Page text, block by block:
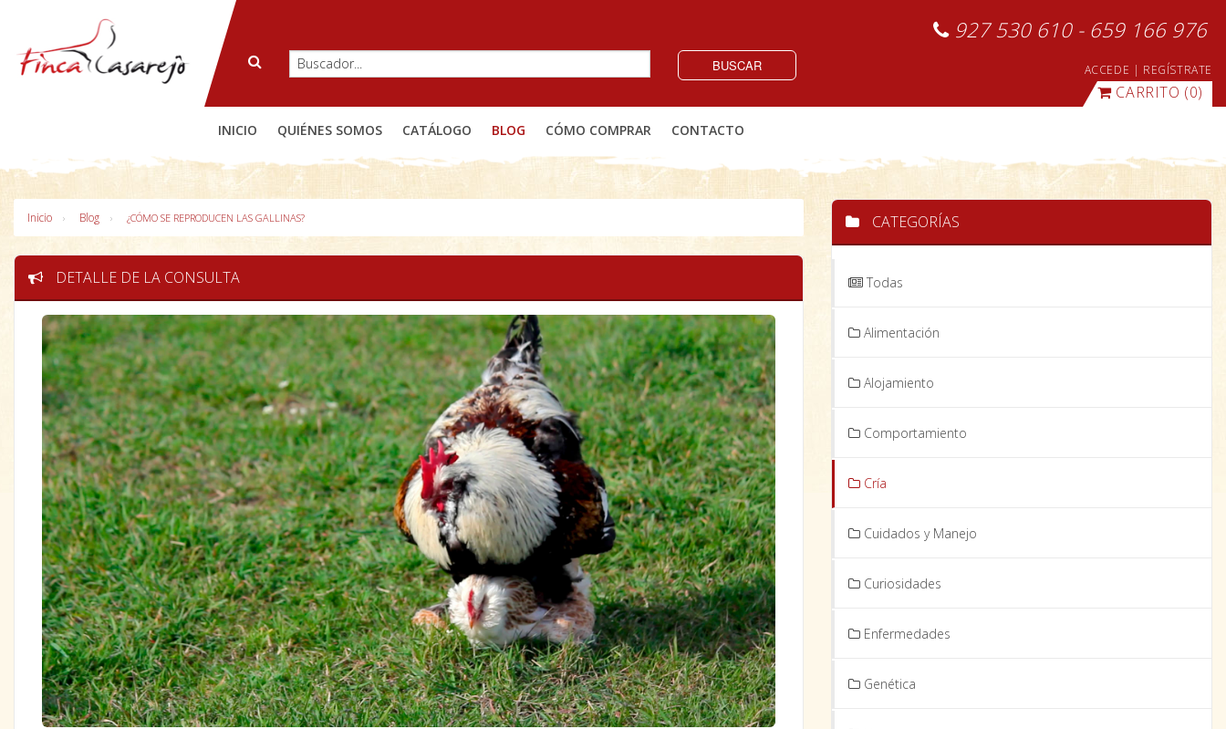
927 530 610 - 659 166 976
BUSCAR ACCEDE | REGÍSTRATE
CARRITO (0)
INICIO QUIÉNES SOMOS CATÁLOGO BLOG CÓMO COMPRAR CONTACTO
Inicio Blog ¿CÓMO SE REPRODUCEN LAS GALLINAS?
DETALLE DE LA CONSULTA
CATEGORÍAS
Todas
Alimentación
Alojamiento
Comportamiento
Cría
Cuidados y Manejo
Curiosidades
Enfermedades
Genética